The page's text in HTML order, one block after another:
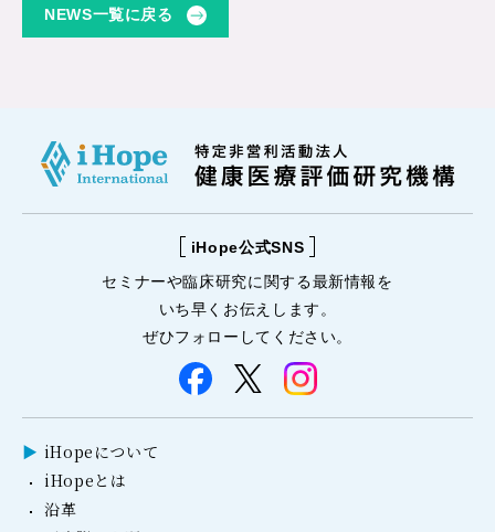
NEWS一覧に戻る
iHope公式SNS
セミナーや臨床研究に関する最新情報を
いち早くお伝えします。
ぜひフォローしてください。
iHopeについて
iHopeとは
沿革